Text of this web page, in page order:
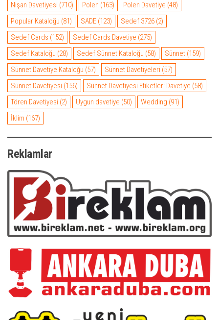
Nişan Davetiyesi (710) Polen (163) Polen Davetiye (48)
Popular Kataloğu (81) SADE (123) Sedef 3726 (2)
Sedef Cards (152) Sedef Cards Davetiye (275)
Sedef Kataloğu (28) Sedef Sünnet Kataloğu (58) Sünnet (159)
Sünnet Davetiye Kataloğu (57) Sünnet Davetiyeleri (57)
Sünnet Davetiyesi (156) Sünnet Davetiyesi Etiketler: Davetiye (58)
Tören Davetiyesi (2) Uygun davetiye (50) Wedding (91)
İklim (167)
Reklamlar